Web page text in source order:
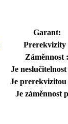
Garant:
Prerekvizity
Záměnnost :
Je
Je
Je záměnnost